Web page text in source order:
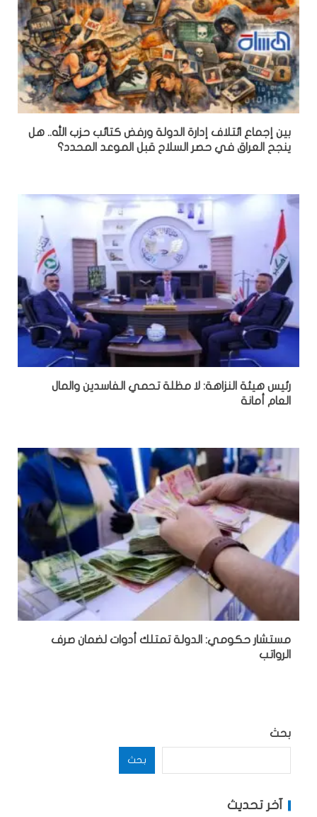
بين إجماع ائتلاف إدارة الدولة ورفض كتائب حزب الله.. هل
ينجح العراق في حصر السلاح قبل الموعد المحدد؟
رئيس هيئة النزاهة: لا مظلة تحمي الفاسدين والمال
العام أمانة
مستشار حكومي: الدولة تمتلك أدوات لضمان صرف
الرواتب
بحث
بحث
آخر تحديث